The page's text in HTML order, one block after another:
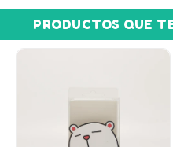
PRODUCTOS QUE